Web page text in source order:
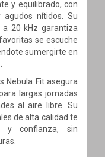
y equilibrado, con
agudos nítidos. Su
20 kHz garantiza
se escuche
sumergirte en
Nebula Fit asegura
largas jornadas
al aire libre. Su
de alta calidad te
y confianza, sin